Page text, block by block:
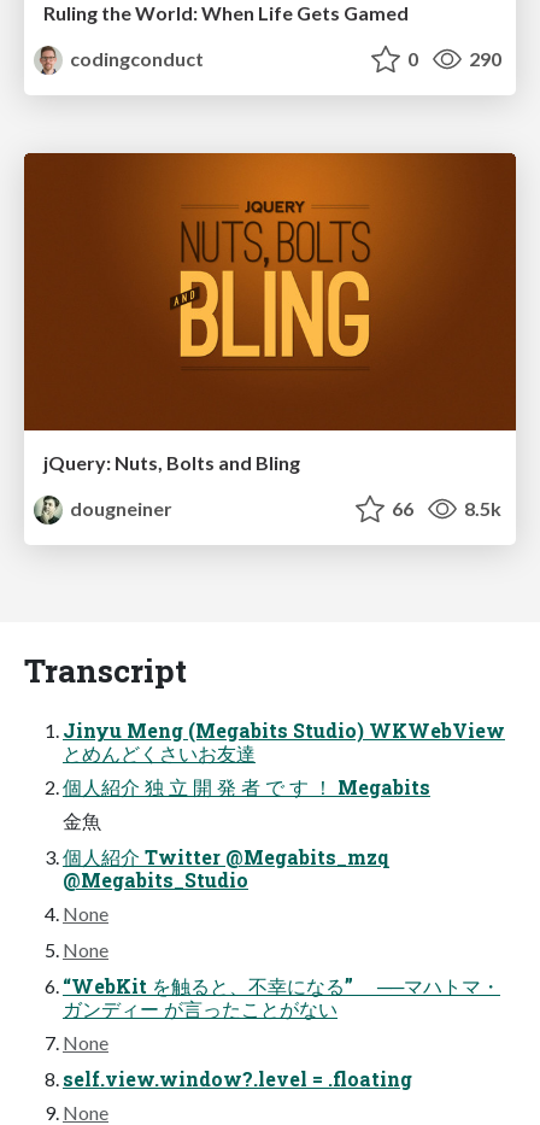
Ruling the World: When Life Gets Gamed
codingconduct
0 290
jQuery: Nuts, Bolts and Bling
dougneiner
66 8.5k
Transcript
Jinyu Meng (Megabits Studio) WKWebView
とめんどくさいお友達
個⼈紹介 独 ⽴ 開 発 者 で す ！ Megabits
⾦⿂
個⼈紹介 Twitter @Megabits_mzq
@Megabits_Studio
None
None
“WebKit を触ると、不幸になる” ──マハトマ・
ガンディー が⾔ったことがない
None
self.view.window?.level = .floating
None